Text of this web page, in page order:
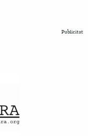
Publicitat